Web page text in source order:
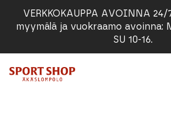
VERKKOKAUPPA AVOINNA
myymälä ja vuokraamo avoinna:
SU 10-16.